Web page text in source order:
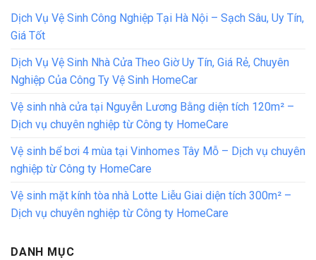
Dịch Vụ Vệ Sinh Công Nghiệp Tại Hà Nội – Sạch Sâu, Uy Tín,
Giá Tốt
Dịch Vụ Vệ Sinh Nhà Cửa Theo Giờ Uy Tín, Giá Rẻ, Chuyên
Nghiệp Của Công Ty Vệ Sinh HomeCar
Vệ sinh nhà cửa tại Nguyễn Lương Bằng diện tích 120m² –
Dịch vụ chuyên nghiệp từ Công ty HomeCare
Vệ sinh bể bơi 4 mùa tại Vinhomes Tây Mỗ – Dịch vụ chuyên
nghiệp từ Công ty HomeCare
Vệ sinh mặt kính tòa nhà Lotte Liễu Giai diện tích 300m² –
Dịch vụ chuyên nghiệp từ Công ty HomeCare
DANH MỤC